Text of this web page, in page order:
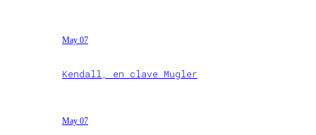
May 07
Kendall, en clave Mugler
May 07